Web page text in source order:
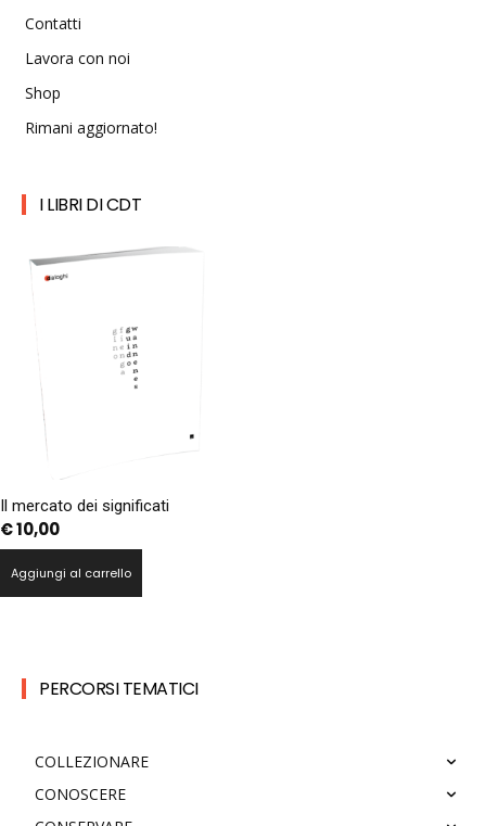
Contatti
Lavora con noi
Shop
Rimani aggiornato!
I LIBRI DI CDT
Il mercato dei significati
€10,00
Aggiungi al carrello
PERCORSI TEMATICI
COLLEZIONARE
CONOSCERE